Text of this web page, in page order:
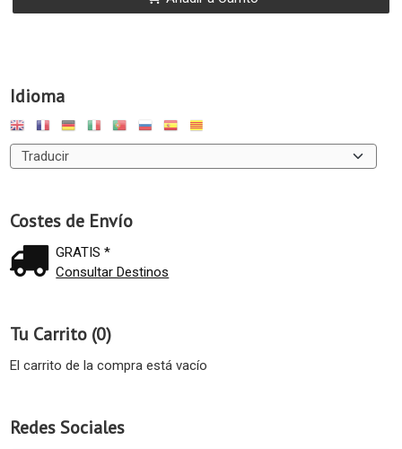
Idioma
Costes de Envío
GRATIS *
Consultar Destinos
Tu Carrito (0)
El carrito de la compra está vacío
Redes Sociales